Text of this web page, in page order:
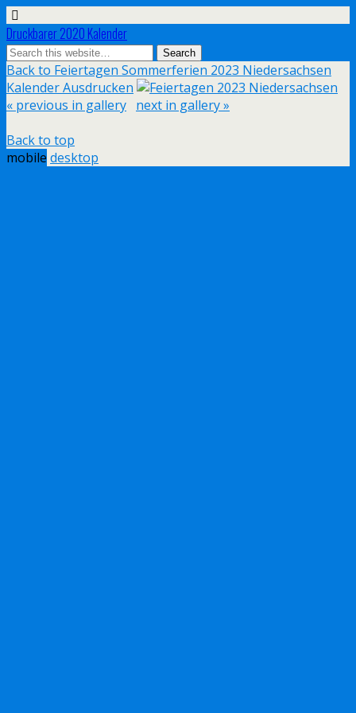
Druckbarer 2020 Kalender
Back to Feiertagen Sommerferien 2023 Niedersachsen
Kalender Ausdrucken
« previous in gallery next in gallery »
Back to top
mobile desktop